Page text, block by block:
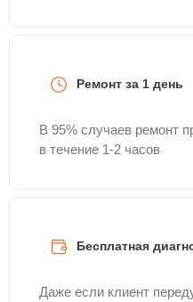
Ремонт за 1 день
В 95% случаев ремонт
в течение 1-2 часов
Бесплатная
Даже если клиент